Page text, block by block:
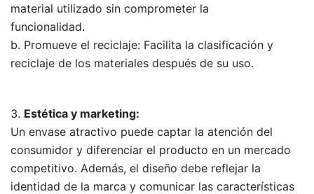
material utilizado sin comprometer la
funcionalidad.
Promueve el reciclaje: Facilita la clasificación y
reciclaje de los materiales después de su uso.
Estética y marketing:
Un envase atractivo puede captar la atención del
consumidor y diferenciar el producto en un mercado
competitivo. Además, el diseño debe reflejar la
identidad de la marca y comunicar las características